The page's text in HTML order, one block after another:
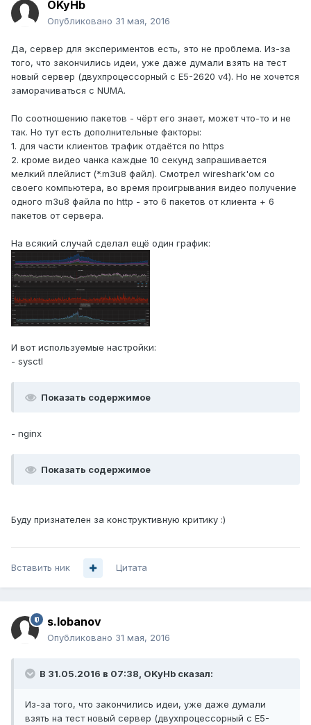
OKyHb
Опубликовано 31 мая, 2016
Да, сервер для экспериментов есть, это не проблема. Из-за
того, что закончились идеи, уже даже думали взять на тест
новый сервер (двухпроцессорный с E5-2620 v4). Но не хочется
заморачиваться с NUMA.
По соотношению пакетов - чёрт его знает, может что-то и не
так. Но тут есть дополнительные факторы:
1. для части клиентов трафик отдаётся по https
2. кроме видео чанка каждые 10 секунд запрашивается
мелкий плейлист (*.m3u8 файл). Смотрел wireshark'ом со
своего компьютера, во время проигрывания видео получение
одного m3u8 файла по http - это 6 пакетов от клиента + 6
пакетов от сервера.
На всякий случай сделал ещё один график:
И вот используемые настройки:
- sysctl
Показать содержимое
- nginx
Показать содержимое
Буду признателен за конструктивную критику :)
Вставить ник Цитата
s.lobanov
Опубликовано 31 мая, 2016
В 31.05.2016 в 07:38, OKyHb сказал:
Из-за того, что закончились идеи, уже даже думали
взять на тест новый сервер (двухпроцессорный с E5-